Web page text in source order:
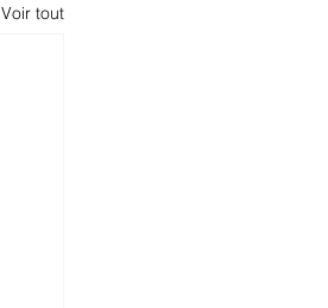
Voir tout